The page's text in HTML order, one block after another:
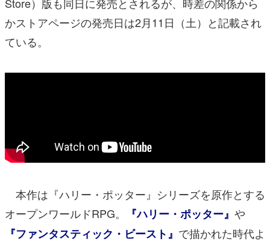
運営：株式会社マレ
かストアページの発売日は2月11日（土）と記載され
ている。
本作は『ハリー・ポッター』シリーズを原作とする
オープンワールドRPG。
『ハリー・ポッター』 や
『ファンタスティック・ビースト』 で描かれた時代よ